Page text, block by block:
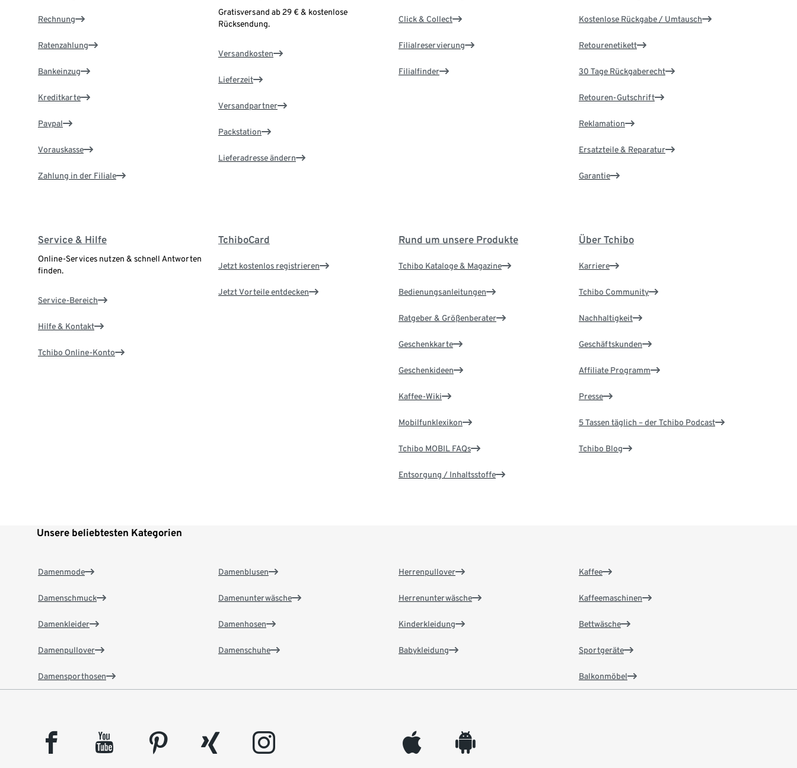
Rechnung
Ratenzahlung
Bankeinzug
Kreditkarte
Paypal
Vorauskasse
Zahlung in der Filiale
Gratisversand ab 29 € & kostenlose
Rücksendung.
Versandkosten
Lieferzeit
Versandpartner
Packstation
Lieferadresse ändern
Click & Collect
Filialreservierung
Filialfinder
Kostenlose Rückgabe / Umtausch
Retourenetikett
30 Tage Rückgaberecht
Retouren-Gutschrift
Reklamation
Ersatzteile & Reparatur
Garantie
Service & Hilfe
Online-Services nutzen & schnell Antworten
finden.
Service-Bereich
Hilfe & Kontakt
Tchibo Online-Konto
TchiboCard
Jetzt kostenlos registrieren
Jetzt Vorteile entdecken
Rund um unsere Produkte
Tchibo Kataloge & Magazine
Bedienungsanleitungen
Ratgeber & Größenberater
Geschenkkarte
Geschenkideen
Kaffee-Wiki
Mobilfunklexikon
Tchibo MOBIL FAQs
Entsorgung / Inhaltsstoffe
Über Tchibo
Karriere
Tchibo Community
Nachhaltigkeit
Geschäftskunden
Affiliate Programm
Presse
5 Tassen täglich – der Tchibo Podcast
Tchibo Blog
Unsere beliebtesten Kategorien
Damenmode
Damenschmuck
Damenkleider
Damenpullover
Damensporthosen
Damenblusen
Damenunterwäsche
Damenhosen
Damenschuhe
Herrenpullover
Herrenunterwäsche
Kinderkleidung
Babykleidung
Kaffee
Kaffeemaschinen
Bettwäsche
Sportgeräte
Balkonmöbel
facebook youtube pinterest xing instagram appleinc android